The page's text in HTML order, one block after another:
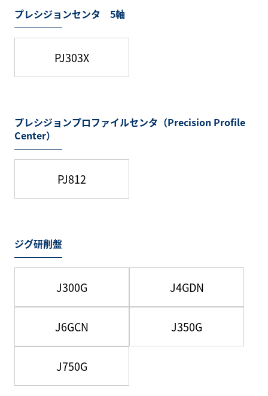
プレシジョンセンタ 5軸
PJ303X
プレシジョンプロファイルセンタ（Precision Profile
Center）
PJ812
ジグ研削盤
J300G J4GDN
J6GCN J350G
J750G